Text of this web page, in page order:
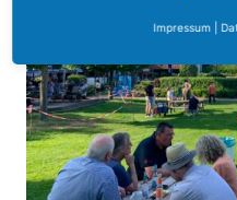
Impressum